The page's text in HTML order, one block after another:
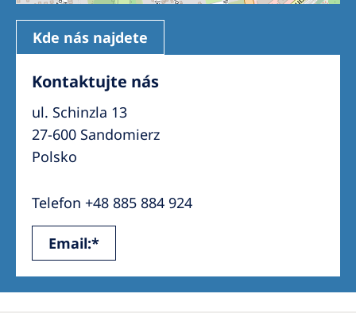
Kde nás najdete
Kontaktujte nás
ul. Schinzla 13
27-600 Sandomierz
Polsko
Telefon +48 885 884 924
Email:*